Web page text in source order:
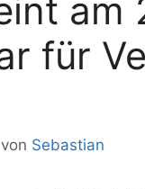
am
für
von Sebastian